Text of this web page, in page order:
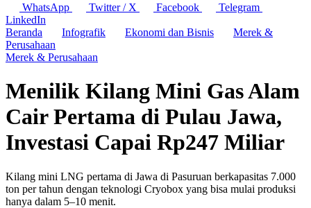
WhatsApp
Twitter / X Facebook
Telegram
LinkedIn
Beranda
Infografik Ekonomi dan Bisnis
Merek &
Perusahaan
Merek & Perusahaan
Menilik Kilang Mini Gas Alam
Cair Pertama di Pulau Jawa,
Investasi Capai Rp247 Miliar
Kilang mini LNG pertama di Jawa di Pasuruan berkapasitas 7.000
ton per tahun dengan teknologi Cryobox yang bisa mulai produksi
hanya dalam 5–10 menit.